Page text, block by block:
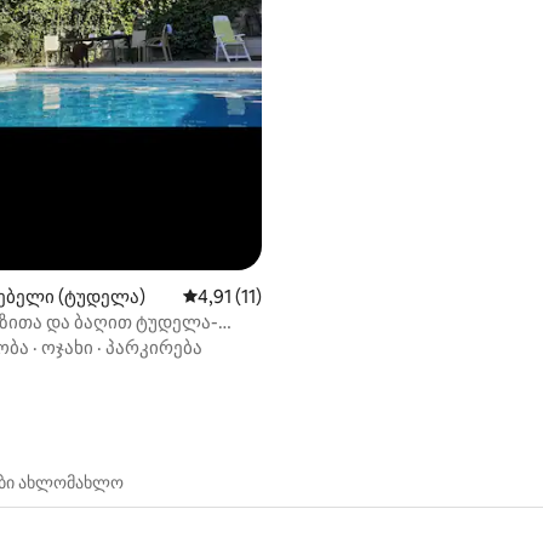
(ტუდელა) საშუალო შეფასებაა 5‑დან 4,91, 11
4,91 (11)
და ბაღით ტუდელა-
· ოჯახი · პარკირება
ახლომახლო